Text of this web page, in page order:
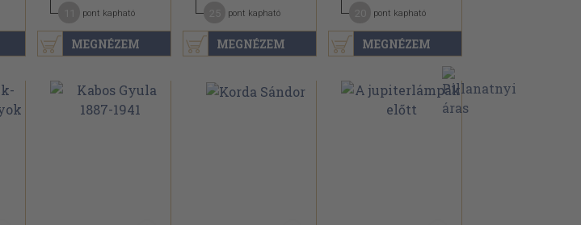
MEGNÉZEM
pont kapható
MEGNÉZEM
pont kapható
MEGNÉZEM
pont kapható